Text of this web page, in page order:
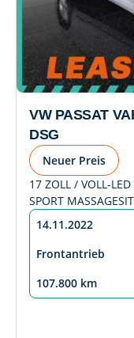
VW PASSAT
DSG
Neuer Preis
17 ZOLL / VOLL-
SPORT
14.11.2022
Frontantrieb
107.800 km